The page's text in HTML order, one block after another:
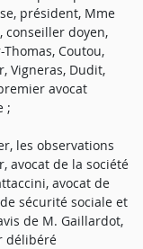
président, Mme
conseiller doyen,
Coutou,
Vigneras, Dudit,
avocat
;
les observations
avocat de la société
avocat de
sécurité sociale et
de M. Gaillardot,
délibéré